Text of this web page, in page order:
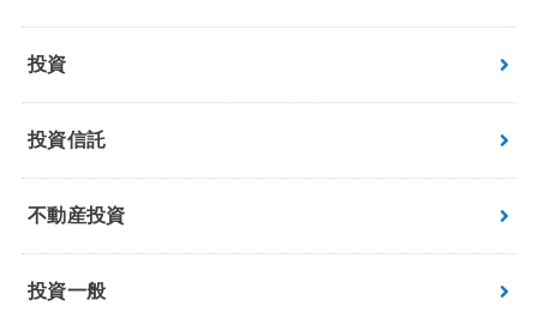
投資
投資信託
不動産投資
投資一般